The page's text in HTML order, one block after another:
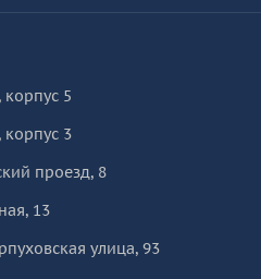
корпус 5
корпус 3
проезд, 8
13
улица, 93